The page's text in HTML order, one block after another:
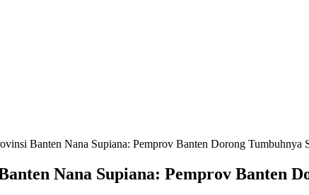
Banten Nana Supiana: Pemprov Banten Dorong Tumbuhnya
Nana Supiana: Pemprov Banten